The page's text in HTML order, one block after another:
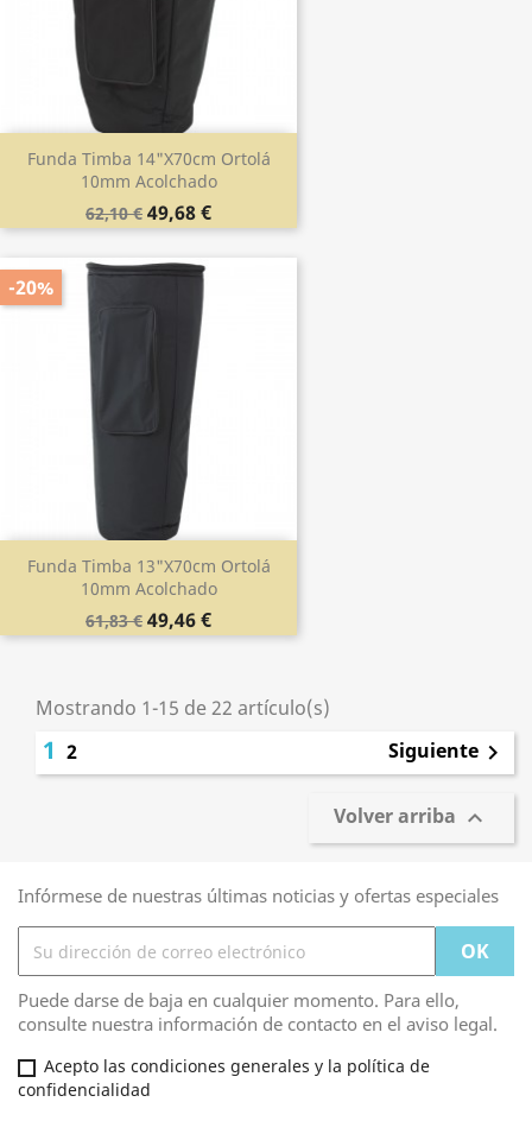
Funda Timba 14"x70cm Ortolá
10mm Acolchado
62,10 € 49,68 €
Funda Timba 13"x70cm Ortolá
10mm Acolchado
61,83 € 49,46 €
-20%
Mostrando 1-15 de 22 artículo(s)
1 2 Siguiente 
Volver arriba 
Infórmese de nuestras últimas noticias y ofertas especiales
Puede darse de baja en cualquier momento. Para ello,
consulte nuestra información de contacto en el aviso legal.
Acepto las condiciones generales y la política de
confidencialidad